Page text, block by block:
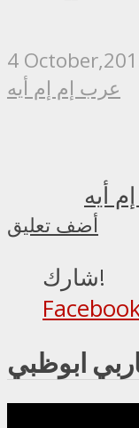
4
عرب إم إم أيه
أيه
أضف تعليق
شارك!
ابوظبي